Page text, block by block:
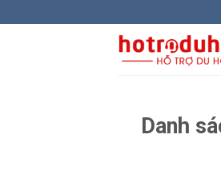
to
Danh